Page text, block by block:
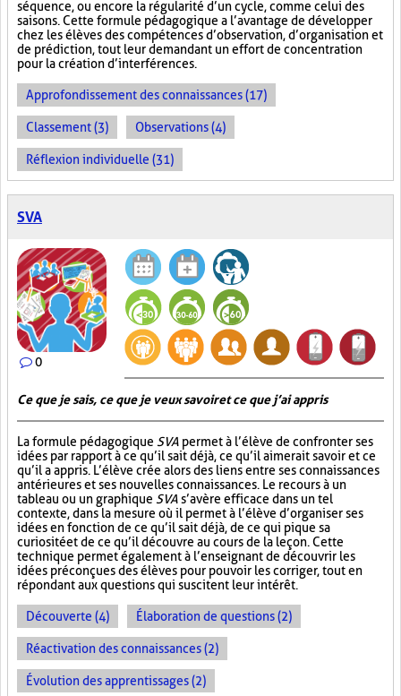
séquence, ou encore la régularité d’un cycle, comme celui des
saisons. Cette formule pédagogique a l’avantage de développer
chez les élèves des compétences d’observation, d’organisation et
de prédiction, tout leur demandant un effort de concentration
pour la création d’interférences.
Approfondissement des connaissances (17)
Classement (3) Observations (4)
Réflexion individuelle (31)
SVA
0
Ce que je sais, ce que je veux savoir et ce que j’ai appris
La formule pédagogique SVA permet à l’élève de confronter ses
idées par rapport à ce qu’il sait déjà, ce qu’il aimerait savoir et ce
qu’il a appris. L’élève crée alors des liens entre ses connaissances
antérieures et ses nouvelles connaissances. Le recours à un
tableau ou un graphique SVA s’avère efficace dans un tel
contexte, dans la mesure où il permet à l’élève d’organiser ses
idées en fonction de ce qu’il sait déjà, de ce qui pique sa
curiosité et de ce qu’il découvre au cours de la leçon. Cette
technique permet également à l’enseignant de découvrir les
idées préconçues des élèves pour pouvoir les corriger, tout en
répondant aux questions qui suscitent leur intérêt.
Découverte (4) Élaboration de questions (2)
Réactivation des connaissances (2)
Évolution des apprentissages (2)